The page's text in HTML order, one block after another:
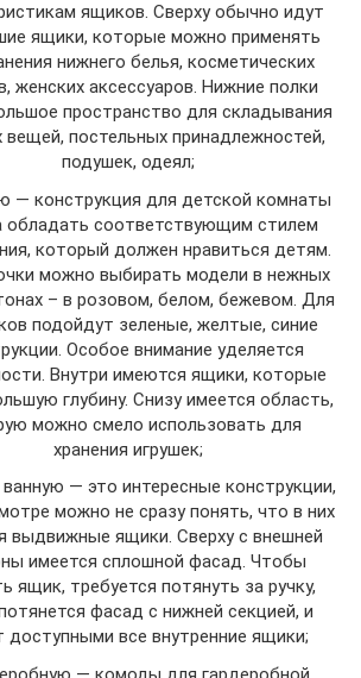
ящиков. Сверху обычно идут
ящики, которые можно применять
нижнего белья, косметических
женских аксессуаров. Нижние полки
пространство для складывания
вещей, постельных принадлежностей,
подушек, одеял;
— конструкция для детской комнаты
обладать соответствующим стилем
который должен нравиться детям.
можно выбирать модели в нежных
– в розовом, белом, бежевом. Для
подойдут зеленые, желтые, синие
Особое внимание уделяется
Внутри имеются ящики, которые
глубину. Снизу имеется область,
можно смело использовать для
хранения игрушек;
— это интересные конструкции,
можно не сразу понять, что в них
выдвижные ящики. Сверху с внешней
имеется сплошной фасад. Чтобы
ящик, требуется потянуть за ручку,
фасад с нижней секцией, и
доступными все внутренние ящики;